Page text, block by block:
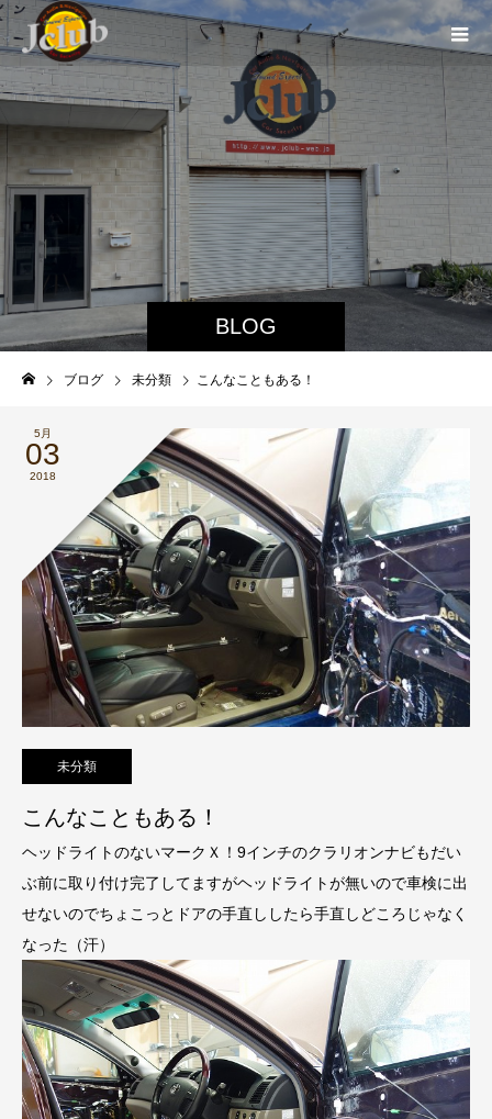
BLOG
ブログ 未分類 こんなこともある！
5月
03
2018
未分類
こんなこともある！
ヘッドライトのないマークＸ！9インチのクラリオンナビもだい
ぶ前に取り付け完了してますがヘッドライトが無いので車検に出
せないのでちょこっとドアの手直ししたら手直しどころじゃなく
なった（汗）